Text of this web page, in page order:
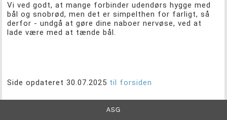
Vi ved godt, at mange forbinder udendørs hygge med
bål og snobrød, men det er simpelthen for farligt, så
derfor - undgå at gøre dine naboer nervøse, ved at
lade være med at tænde bål.
Side opdateret 30.07.2025 til forsiden
ASG